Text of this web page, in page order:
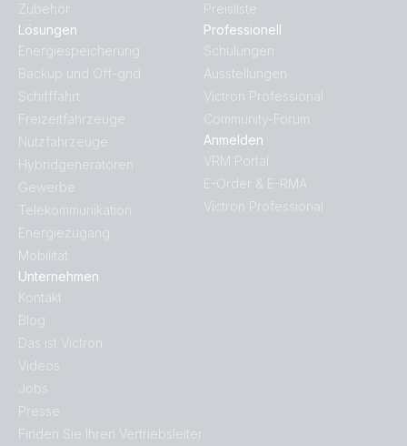
Zubehör
Lösungen
Energiespeicherung
Backup und Off-grid
Schifffahrt
Freizeitfahrzeuge
Nutzfahrzeuge
Hybridgeneratoren
Gewerbe
Telekommunikation
Energiezugang
Mobilität
Unternehmen
Kontakt
Blog
Das ist Victron
Videos
Jobs
Presse
Finden Sie Ihren Vertriebsleiter
Preisliste
Professionell
Schulungen
Ausstellungen
Victron Professional
Community-Forum
Anmelden
VRM Portal
E-Order & E-RMA
Victron Professional